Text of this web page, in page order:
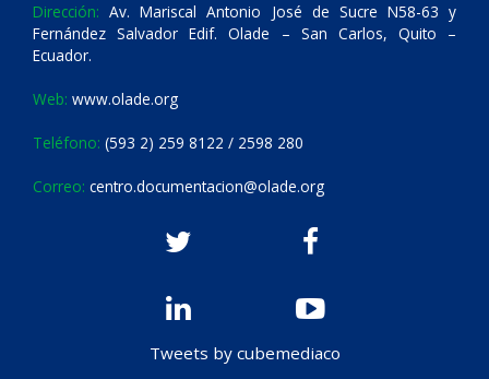
Dirección: Av. Mariscal Antonio José de Sucre N58-63 y
Fernández Salvador Edif. Olade – San Carlos, Quito –
Ecuador.
Web: www.olade.org
Teléfono: (593 2) 259 8122 / 2598 280
Correo: centro.documentacion@olade.org
Tweets by cubemediaco